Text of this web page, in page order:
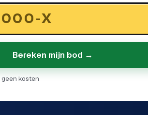
Bereken mijn bod →
geen kosten